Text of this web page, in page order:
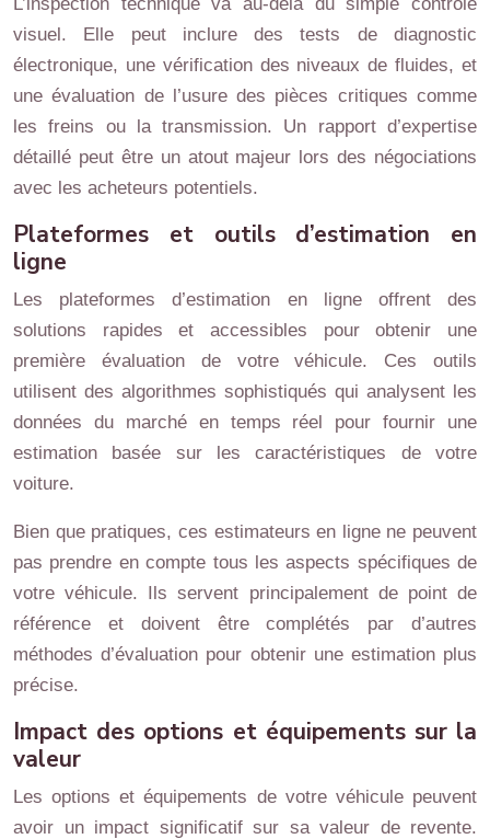
visuel. Elle peut inclure des tests de diagnostic
électronique, une vérification des niveaux de fluides, et
une évaluation de l’usure des pièces critiques comme
les freins ou la transmission. Un rapport d’expertise
détaillé peut être un atout majeur lors des négociations
avec les acheteurs potentiels.
Plateformes et outils d’estimation en
ligne
Les plateformes d’estimation en ligne offrent des
solutions rapides et accessibles pour obtenir une
première évaluation de votre véhicule. Ces outils
utilisent des algorithmes sophistiqués qui analysent les
données du marché en temps réel pour fournir une
estimation basée sur les caractéristiques de votre
voiture.
Bien que pratiques, ces estimateurs en ligne ne peuvent
pas prendre en compte tous les aspects spécifiques de
votre véhicule. Ils servent principalement de point de
référence et doivent être complétés par d’autres
méthodes d’évaluation pour obtenir une estimation plus
précise.
Impact des options et équipements sur la
valeur
Les options et équipements de votre véhicule peuvent
avoir un impact significatif sur sa valeur de revente.